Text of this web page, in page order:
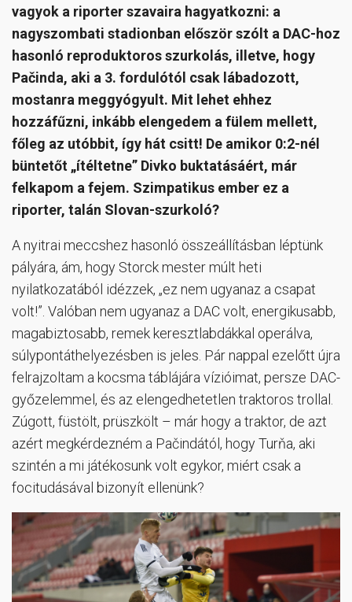
vagyok a riporter szavaira hagyatkozni: a
nagyszombati stadionban először szólt a DAC-hoz
hasonló reproduktoros szurkolás, illetve, hogy
Pačinda, aki a 3. fordulótól csak lábadozott,
mostanra meggyógyult. Mit lehet ehhez
hozzáfűzni, inkább elengedem a fülem mellett,
főleg az utóbbit, így hát csitt! De amikor 0:2-nél
büntetőt „ítéltetne” Divko buktatásáért, már
felkapom a fejem. Szimpatikus ember ez a
riporter, talán Slovan-szurkoló?
A nyitrai meccshez hasonló összeállításban léptünk
pályára, ám, hogy Storck mester múlt heti
nyilatkozatából idézzek, „ez nem ugyanaz a csapat
volt!”. Valóban nem ugyanaz a DAC volt, energikusabb,
magabiztosabb, remek keresztlabdákkal operálva,
súlypontáthelyezésben is jeles. Pár nappal ezelőtt újra
felrajzoltam a kocsma táblájára vízióimat, persze DAC-
győzelemmel, és az elengedhetetlen traktoros trollal.
Zúgott, füstölt, prüszkölt – már hogy a traktor, de azt
azért megkérdezném a Pačindától, hogy Turňa, aki
szintén a mi játékosunk volt egykor, miért csak a
focitudásával bizonyít ellenünk?